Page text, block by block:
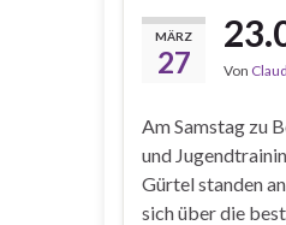
MÄRZ
27 Von
Am Samstag zu
und
Gürtel standen
sich über die